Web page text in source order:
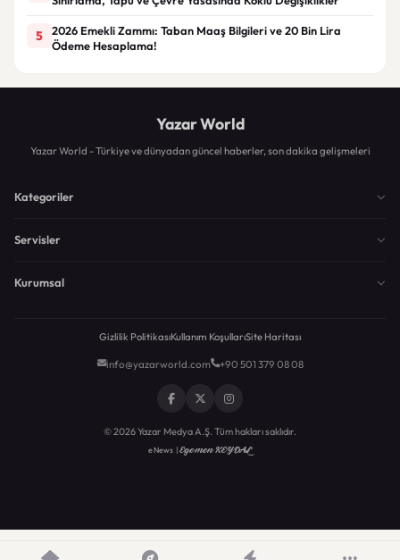
5
2026 Emekli Zammı: Taban Maaş Bilgileri ve 20 Bin Lira
Ödeme Hesaplama!
Yazar World
Yazar World - Türkiye ve dünyadan güncel haberler, son dakika gelişmeleri
Kategoriler
Servisler
Kurumsal
Gizlilik PolitikasıKullanım KoşullarıSite Haritası
info@yazarworld.com +90 501 379 08 08
© 2026 Yazar Medya A.Ş. Tüm hakları saklıdır.
eNews |Egemen KEYDAL